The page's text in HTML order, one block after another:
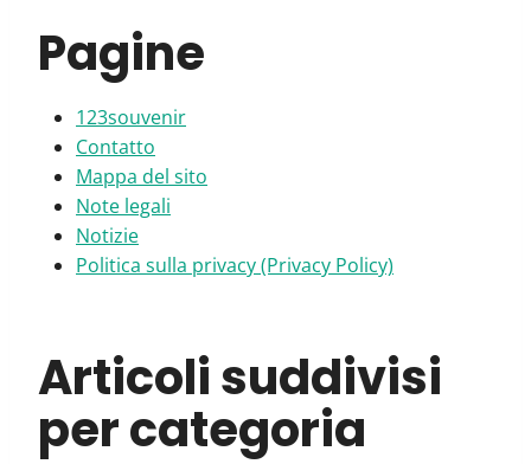
Pagine
123souvenir
Contatto
Mappa del sito
Note legali
Notizie
Politica sulla privacy (Privacy Policy)
Articoli suddivisi
per categoria